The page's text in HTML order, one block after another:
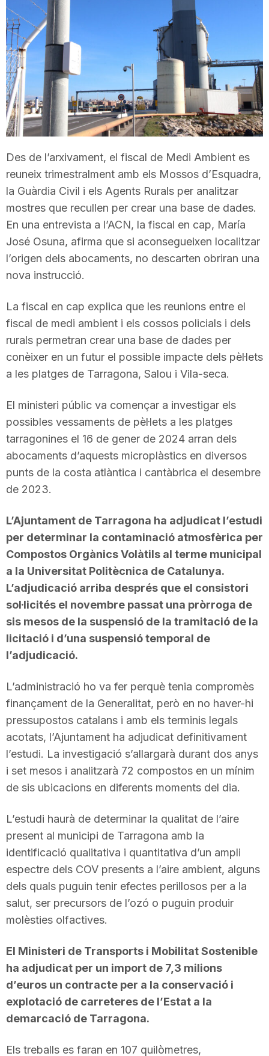
r
r
o
n
Des de l’arxivament, el fiscal de Medi Ambient es
reuneix trimestralment amb els Mossos d’Esquadra,
la Guàrdia Civil i els Agents Rurals per analitzar
mostres que recullen per crear una base de dades.
En una entrevista a l’ACN, la fiscal en cap, María
José Osuna, afirma que si aconsegueixen localitzar
l’origen dels abocaments, no descarten obriran una
nova instrucció.
La fiscal en cap explica que les reunions entre el
fiscal de medi ambient i els cossos policials i dels
rurals permetran crear una base de dades per
conèixer en un futur el possible impacte dels pèl·lets
a les platges de Tarragona, Salou i Vila-seca.
El ministeri públic va començar a investigar els
possibles vessaments de pèl·lets a les platges
tarragonines el 16 de gener de 2024 arran dels
abocaments d’aquests microplàstics en diversos
punts de la costa atlàntica i cantàbrica el desembre
de 2023.
L’Ajuntament de Tarragona ha adjudicat l’estudi
per determinar la contaminació atmosfèrica per
Compostos Orgànics Volàtils al terme municipal
a la Universitat Politècnica de Catalunya.
L’adjudicació arriba després que el consistori
sol·licités el novembre passat una pròrroga de
sis mesos de la suspensió de la tramitació de la
licitació i d’una suspensió temporal de
l’adjudicació.
L’administració ho va fer perquè tenia compromès
finançament de la Generalitat, però en no haver-hi
pressupostos catalans i amb els terminis legals
acotats, l’Ajuntament ha adjudicat definitivament
l’estudi. La investigació s’allargarà durant dos anys
i set mesos i analitzarà 72 compostos en un mínim
de sis ubicacions en diferents moments del dia.
L’estudi haurà de determinar la qualitat de l’aire
present al municipi de Tarragona amb la
identificació qualitativa i quantitativa d’un ampli
espectre dels COV presents a l’aire ambient, alguns
dels quals puguin tenir efectes perillosos per a la
salut, ser precursors de l’ozó o puguin produir
molèsties olfactives.
El Ministeri de Transports i Mobilitat Sostenible
ha adjudicat per un import de 7,3 milions
d’euros un contracte per a la conservació i
explotació de carreteres de l’Estat a la
demarcació de Tarragona.
Els treballs es faran en 107 quilòmetres,